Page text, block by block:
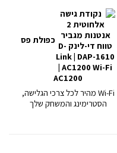
כפולת פס
AC1200
Wi-Fi מהיר לכל צרכי הגלישה,
הסטרימינג והמשחק שלך